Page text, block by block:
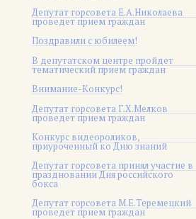
Депутат горсовета Е.А.Николаева
проведет прием граждан
Поздравили с юбилеем!
В депутатском центре пройдет
тематический прием граждан
Внимание-Конкурс!
Депутат горсовета Г.Х.Мелков
проведет прием граждан
Конкурс видеороликов,
приуроченный ко Дню знаний
Депутат горсовета принял участие в
праздновании Дня российского
бокса
Депутат горсовета М.Е.Теремецкий
проведет прием граждан